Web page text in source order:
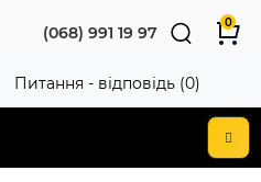
(068) 991 19 97
0
Питання - відповідь (0)